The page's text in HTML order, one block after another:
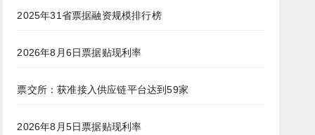
2025年31省票据融资规模排行榜
2026年8月6日票据贴现利率
票交所：获准接入供应链平台达到59家
2026年8月5日票据贴现利率